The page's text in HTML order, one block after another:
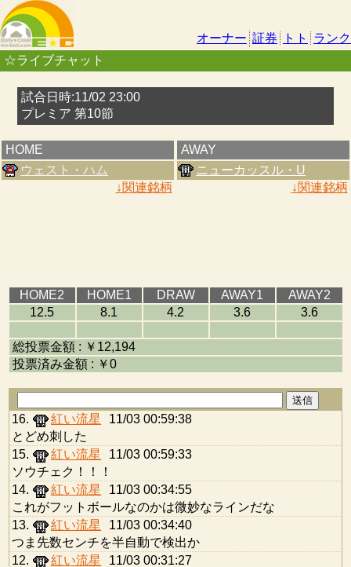
オーナー 証券 トト
ランク
☆ライブチャット
試合日時:11/02 23:00
プレミア 第10節
HOME
ウェスト・ハム
↓関連銘柄
AWAY
ニューカッスル・U
↓関連銘柄
HOME2 HOME1 DRAW AWAY1
AWAY2
12.5
8.1 4.2 3.6 3.6
総投票金額 : ￥12,194
投票済み金額 : ￥0
16. 紅い流星
11/03 00:59:38
とどめ刺した
15.
紅い流星
11/03 00:59:33
ソウチェク！！！
14.
紅い流星
11/03 00:34:55
これがフットボールなのかは微妙なラインだな
13.
紅い流星
11/03 00:34:40
つま先数センチを半自動で検出か
12.
紅い流星
11/03 00:31:27